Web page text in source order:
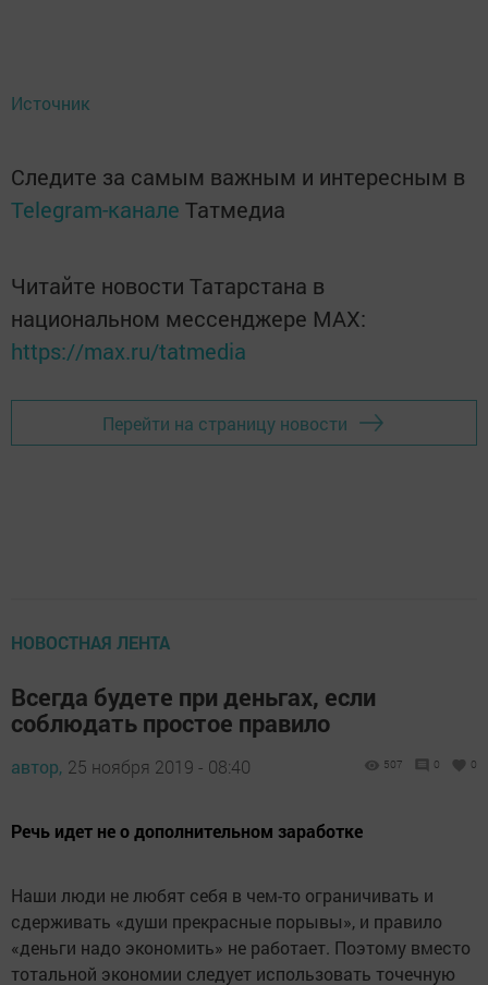
Источник
Следите за самым важным и интересным в
Telegram-канале Татмедиа
Читайте новости Татарстана в
национальном мессенджере MАХ:
https://max.ru/tatmedia
Перейти на страницу новости
НОВОСТНАЯ ЛЕНТА
Всегда будете при деньгах, если
соблюдать простое правило
автор, 25 ноября 2019 - 08:40 507 0 0
Речь идет не о дополнительном заработке
Наши люди не любят себя в чем-то ограничивать и
сдерживать «души прекрасные порывы», и правило
«деньги надо экономить» не работает. Поэтому вместо
тотальной экономии следует использовать точечную